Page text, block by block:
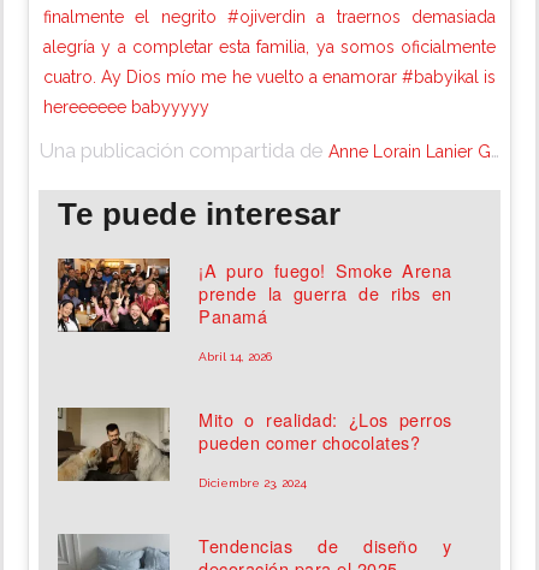
finalmente el negrito #ojiverdin a traernos demasiada
alegría y a completar esta familia, ya somos oficialmente
cuatro. Ay Dios mío me he vuelto a enamorar #babyikal is
hereeeeee babyyyyy
Una publicación compartida de Anne Lorain Lanier García de P
Te puede interesar
¡A puro fuego! Smoke Arena
prende la guerra de ribs en
Panamá
Abril 14, 2026
Mito o realidad: ¿Los perros
pueden comer chocolates?
Diciembre 23, 2024
Tendencias de diseño y